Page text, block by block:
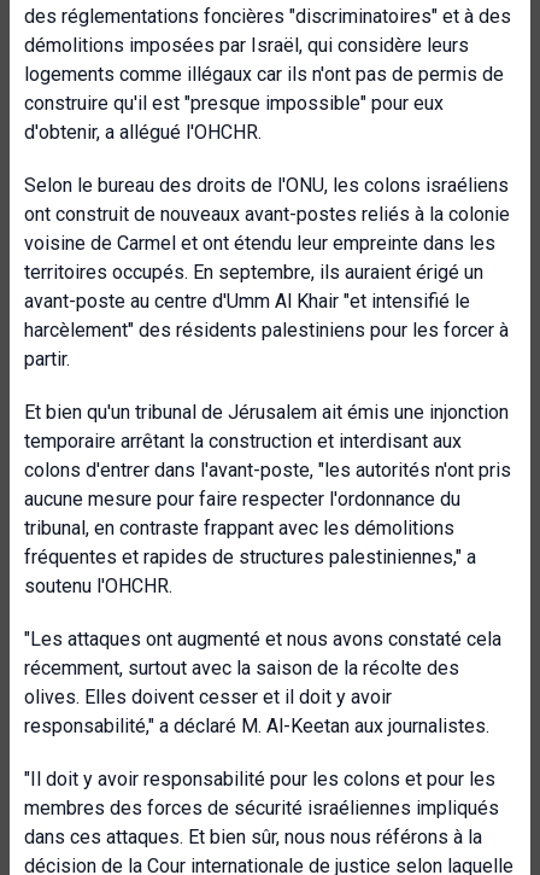
des réglementations foncières "discriminatoires" et à des
démolitions imposées par Israël, qui considère leurs
logements comme illégaux car ils n'ont pas de permis de
construire qu'il est "presque impossible" pour eux
d'obtenir, a allégué l'OHCHR.
Selon le bureau des droits de l'ONU, les colons israéliens
ont construit de nouveaux avant-postes reliés à la colonie
voisine de Carmel et ont étendu leur empreinte dans les
territoires occupés. En septembre, ils auraient érigé un
avant-poste au centre d'Umm Al Khair "et intensifié le
harcèlement" des résidents palestiniens pour les forcer à
partir.
Et bien qu'un tribunal de Jérusalem ait émis une injonction
temporaire arrêtant la construction et interdisant aux
colons d'entrer dans l'avant-poste, "les autorités n'ont pris
aucune mesure pour faire respecter l'ordonnance du
tribunal, en contraste frappant avec les démolitions
fréquentes et rapides de structures palestiniennes," a
soutenu l'OHCHR.
"Les attaques ont augmenté et nous avons constaté cela
récemment, surtout avec la saison de la récolte des
olives. Elles doivent cesser et il doit y avoir
responsabilité," a déclaré M. Al-Keetan aux journalistes.
"Il doit y avoir responsabilité pour les colons et pour les
membres des forces de sécurité israéliennes impliqués
dans ces attaques. Et bien sûr, nous nous référons à la
décision de la Cour internationale de justice selon laquelle